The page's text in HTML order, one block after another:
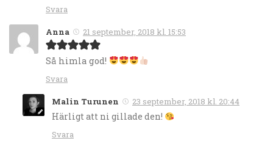
Svara
Anna 21 september, 2018 kl. 15:53
Så himla god!
Svara
Malin Turunen 23 september, 2018 kl. 20:44
Härligt att ni gillade den!
Svara